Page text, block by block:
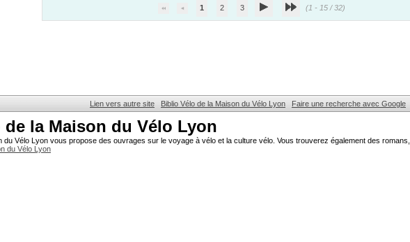
1 2 3 (1 - 15 / 32)
Lien vers autre site Biblio Vélo de la Maison du Vélo Lyon Faire une recherche avec Google
la Maison du Vélo Lyon
du Vélo Lyon vous propose des ouvrages sur le voyage à vélo et la culture vélo. Vous trouverez également des
du Vélo Lyon